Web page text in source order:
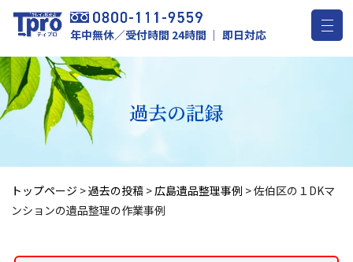
年中無休／受付時間 24時間 ｜ 即日対応
過去の記録
トップページ >過去の投稿 >広島遺品整理事例 >佐伯区の１DKマ
ンションの遺品整理の作業事例